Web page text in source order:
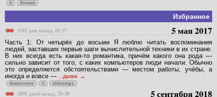
it ibnews
Избранное
3383 дня назад, 01:57
5 мая 2017
Часть 1: От четырёх до восьми Я люблю читать воспоминания
людей, заставших первые шаги вычислительной техники в их стране.
В них всегда есть какая-то романтика, причём какого она рода —
сильно зависит от того, с каких компьютеров люди начали. Обычно
это определяется обстоятельствами — местом работы, учёбы, а
иногда и вовсе —
...далее
demoscene it oldcomps
2895 дней назад, 20:30 5 сентября 2018